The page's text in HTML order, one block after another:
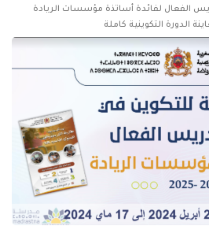
الفعال لفائدة أساتذة مؤسسات الريادة